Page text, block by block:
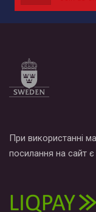
При використанні
посилання на сайт